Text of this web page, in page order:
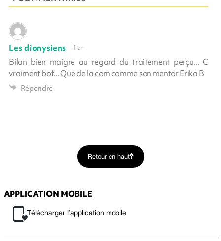
Les dionysiens 1 an
Bilan bien maigre au regard du traitement perçu... C
vraiment bof... Que de la com comme son mentor Erika B
Répondre
Retour en haut
APPLICATION MOBILE
Télécharger l’application mobile